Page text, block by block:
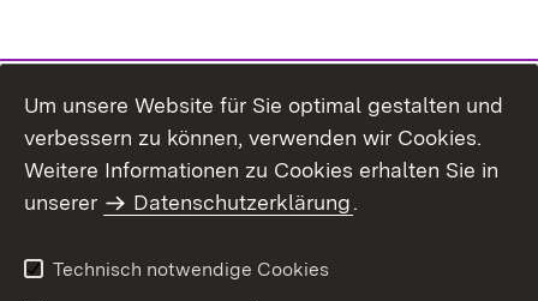
Themenübersicht
Um unsere Website für Sie optimal gestalten und
verbessern zu können, verwenden wir Cookies.
Weitere Informationen zu Cookies erhalten Sie in
unserer
Datenschutzerklärung.
Technisch notwendige Cookies